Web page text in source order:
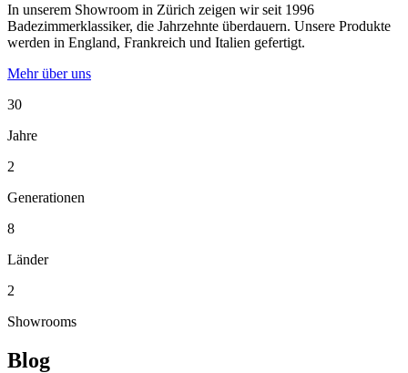
In unserem Showroom in Zürich zeigen wir seit 1996
Badezimmerklassiker, die Jahrzehnte überdauern. Unsere Produkte
werden in England, Frankreich und Italien gefertigt.
Mehr über uns
30
Jahre
2
Generationen
8
Länder
2
Showrooms
Blog